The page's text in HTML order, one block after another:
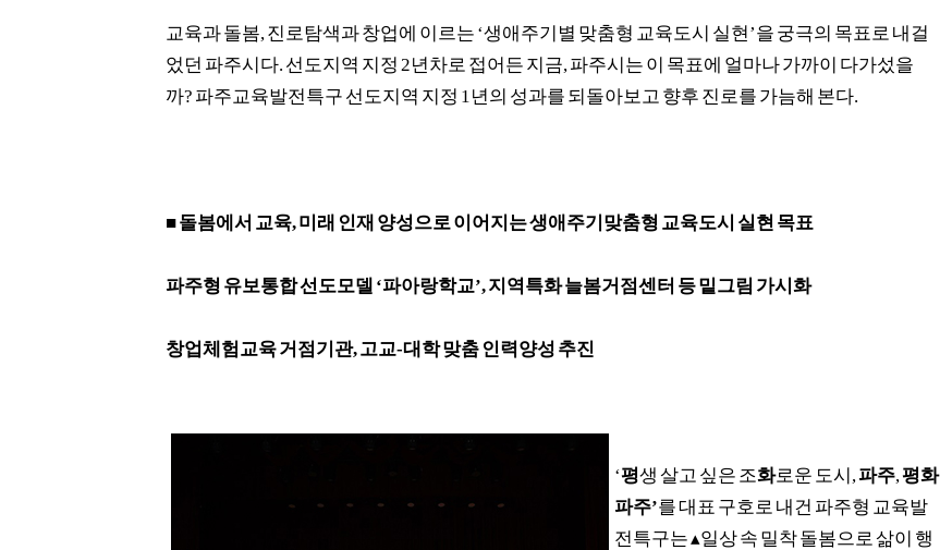
교육과 돌봄,진로탐색과 창업에 이르는 ‘생애주기별 맞춤형 교육도시 실현’을 궁극의 목표로 내걸
었던 파주시다. 선도지역 지정 2년차로 접어든 지금,파주시는 이 목표에 얼마나 가까이 다가섰을
까? 파주교육발전특구 선도지역 지정 1년의 성과를 되돌아보고 향후 진로를 가늠해 본다.
■돌봄에서 교육,미래 인재 양성으로 이어지는 생애주기맞춤형 교육도시 실현 목표
파주형 유보통합 선도모델 ‘파아랑학교’,지역특화 늘봄거점센터 등 밑그림 가시화
창업체험교육 거점기관,고교-대학 맞춤 인력양성 추진
‘평생 살고 싶은 조화로운 도시 ,파주,평화
파주’를 대표 구호로 내건 파주형 교육발
전특구는▴일상 속 밀착 돌봄으로 삶이 행